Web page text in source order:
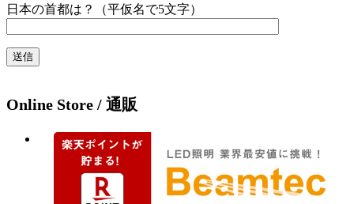
日本の首都は？（平仮名で5文字）
Online Store / 通販